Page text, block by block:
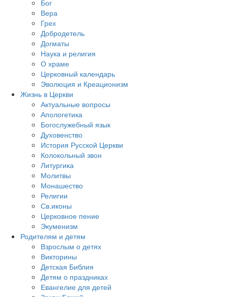
Бог
Вера
Грех
Добродетель
Догматы
Наука и религия
О храме
Церковный календарь
Эволюция и Креационизм
Жизнь в Церкви
Актуальные вопросы
Апологетика
Богослужебный язык
Духовенство
История Русской Церкви
Колокольный звон
Литургика
Молитвы
Монашество
Религии
Св.иконы
Церковное пение
Экуменизм
Родителям и детям
Взрослым о детях
Викторины
Детская Библия
Детям о праздниках
Евангелие для детей